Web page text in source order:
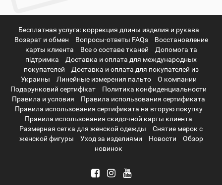
Бесплатная услуга: коррекция длины изделия и рукава
Возврат и обмен
Вопросы-ответы FAQs
Восстановление
карты клиента
Все о составе тканей
Допомога та
підтримка
Доставка и оплата для международных
покупателей
Доставка и оплата для покупателей из
Украины
Линейные измерения пальто
О компании
Подарунковий сертифікат
Политика конфиденциальности
Правила и условия
Правила использования сертификата
Правила использования сертификата на вторую покупку
Правила использования скидочной карты клиента
Размерная сетка для женской одежды
Снятие мерок с
женской фигуры
Уход за изделиями Новости
Обзор
новинок